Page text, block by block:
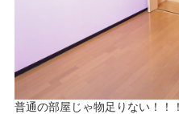
普通の部屋じゃ物足りない！！